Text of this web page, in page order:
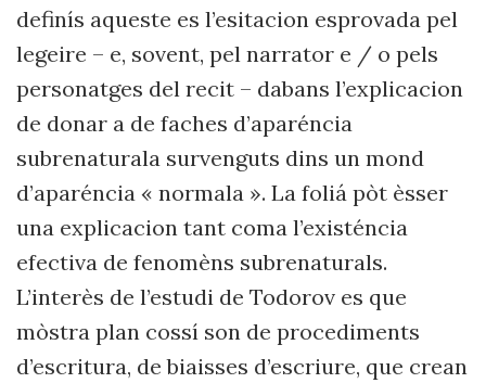
definís aqueste es l’esitacion esprovada pel
legeire – e, sovent, pel narrator e / o pels
personatges del recit – dabans l’explicacion
de donar a de faches d’aparéncia
subrenaturala survenguts dins un mond
d’aparéncia « normala ». La foliá pòt èsser
una explicacion tant coma l’existéncia
efectiva de fenomèns subrenaturals.
L’interès de l’estudi de Todorov es que
mòstra plan cossí son de procediments
d’escritura, de biaisses d’escriure, que crean